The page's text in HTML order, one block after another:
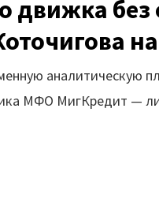
движка
аналитическую
МФО МигКредит —